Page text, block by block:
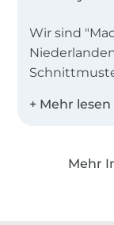
Wir sind
Englisch,
Mehr